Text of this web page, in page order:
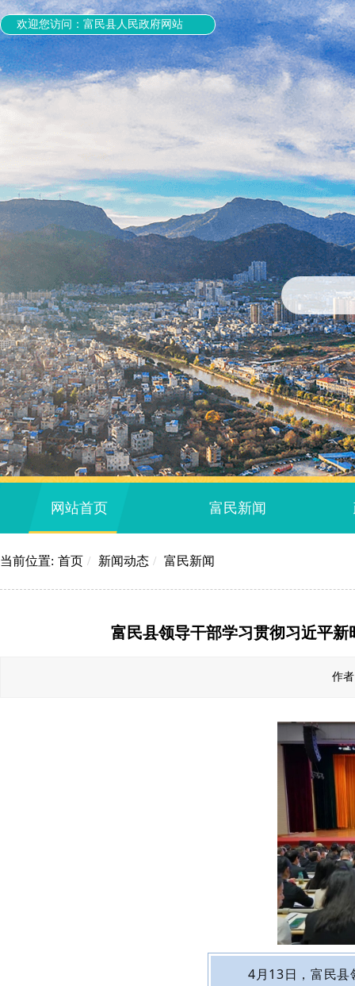
欢迎您访问：富民县人民政府网站
网站首页 富民新闻
当前位置: 首页 / 新闻动态 / 富民新闻
富民县领导干部学习贯彻习近平
作
4月13日，富民